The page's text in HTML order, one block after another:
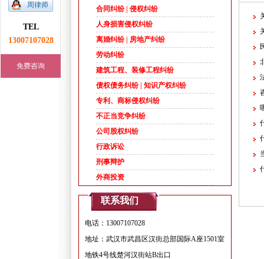
周律师
TEL
13007107028
免费咨询
合同纠纷 | 侵权纠纷
人身损害侵权纠纷
离婚纠纷 | 房地产纠纷
劳动纠纷
建筑工程、装修工程纠纷
债权债务纠纷 | 知识产权纠纷
专利、商标侵权纠纷
不正当竞争纠纷
公司股权纠纷
行政诉讼
刑事辩护
外商投资
联系我们
电话：13007107028
地址：武汉市武昌区汉街总部国际A座1501室
地铁4号线楚河汉街站B出口